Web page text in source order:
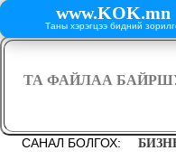
www.KOK.mn
Таны хэрэгцээ бидний
САНАЛ БОЛГОХ: